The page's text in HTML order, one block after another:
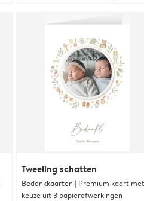
Tweeling schatten
Bedankkaarten | Premium kaart met
keuze uit 3 papierafwerkingen